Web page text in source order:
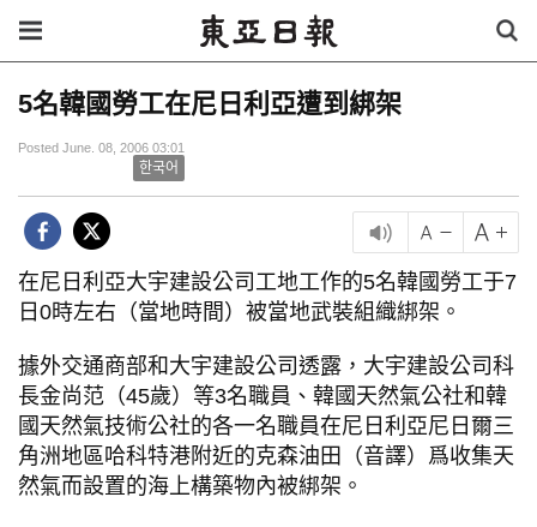
5名韓國勞工在尼日利亞遭到綁架
Posted June. 08, 2006 03:01
한국어
在尼日利亞大宇建設公司工地工作的5名韓國勞工于7
日0時左右（當地時間）被當地武裝組織綁架。
據外交通商部和大宇建設公司透露，大宇建設公司科
長金尚范（45歲）等3名職員、韓國天然氣公社和韓
國天然氣技術公社的各一名職員在尼日利亞尼日爾三
角洲地區哈科特港附近的克森油田（音譯）爲收集天
然氣而設置的海上構築物內被綁架。